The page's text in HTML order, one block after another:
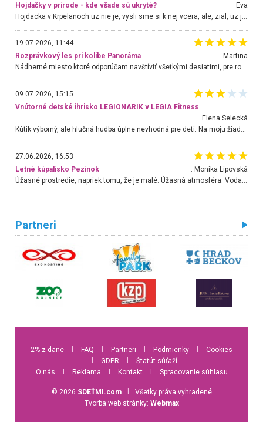
Hojdačky v prírode - kde všade sú ukryté?
Eva
19.07.2026, 11:44
Rozprávkový les pri kolibe Panoráma
Martina
Nádherné miesto ktoré odporúčam navštíviť všetkými desiatimi, pre rodiny s deťmi, dôchodcom... Proste a jednoducho ozaj rozprávkový les.. určite ešte prídeme. Odniesli sme si na pamiatku krásne tričká,
09.07.2026, 15:15
Vnútorné detské ihrisko LEGIONARIK v LEGIA Fitness
Elena Selecká
Kútik výborný, ale hlučná hudba úplne nevhodná pre deti. Na moju žiadosť o aspoň sušenie nereagovali.
27.06.2026, 16:53
Letné kúpalisko Pezinok
. Monika Lipovská
Partneri
2% z dane FAQ Partneri Podmienky
Cookies
GDPR
Štatút súťaží
O nás
Reklama Kontakt Spracovanie súhlasu
© 2026 SDEŤMI.com
Všetky práva vyhradené
Tvorba web stránky: Webmax